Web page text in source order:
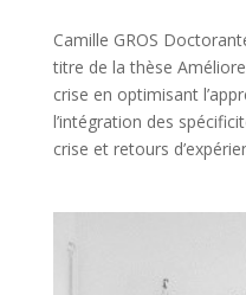
Camille GROS
titre de la thèse
crise en optimisant
l’intégration des
crise et retours